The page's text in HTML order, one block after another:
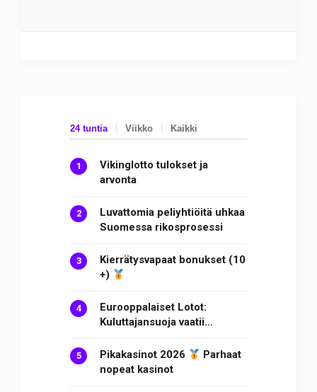
24 tuntia Viikko Kaikki
Vikinglotto tulokset ja
arvonta
Luvattomia peliyhtiöitä uhkaa
Suomessa rikosprosessi
Kierrätysvapaat bonukset (10
+)
Eurooppalaiset Lotot:
Kuluttajansuoja vaatii…
Pikakasinot 2026
Parhaat
nopeat kasinot